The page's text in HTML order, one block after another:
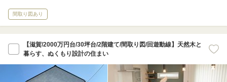
間取り図あり
【滋賀/2000万円台/30坪台/2階建て/間取り図/回遊動線】天然木と
暮らす、ぬくもり設計の住まい